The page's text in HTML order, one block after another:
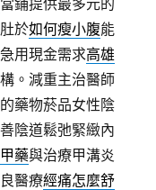
當鋪提供最多元的
於如何瘦小腹能
用現金需求高雄
。減重主治醫師
藥物菸品女性陰
陰道鬆弛緊緻內
藥與治療甲溝炎
醫療經痛怎麼舒